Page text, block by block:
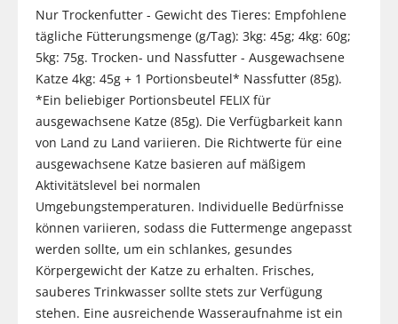
Nur Trockenfutter - Gewicht des Tieres: Empfohlene
tägliche Fütterungsmenge (g/Tag): 3kg: 45g; 4kg: 60g;
5kg: 75g. Trocken- und Nassfutter - Ausgewachsene
Katze 4kg: 45g + 1 Portionsbeutel* Nassfutter (85g).
*Ein beliebiger Portionsbeutel FELIX für
ausgewachsene Katze (85g). Die Verfügbarkeit kann
von Land zu Land variieren. Die Richtwerte für eine
ausgewachsene Katze basieren auf mäßigem
Aktivitätslevel bei normalen
Umgebungstemperaturen. Individuelle Bedürfnisse
können variieren, sodass die Futtermenge angepasst
werden sollte, um ein schlankes, gesundes
Körpergewicht der Katze zu erhalten. Frisches,
sauberes Trinkwasser sollte stets zur Verfügung
stehen. Eine ausreichende Wasseraufnahme ist ein